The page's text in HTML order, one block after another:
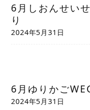
6月しおんせい
り
2024年5月31日
6月ゆりかご
2024年5月31日